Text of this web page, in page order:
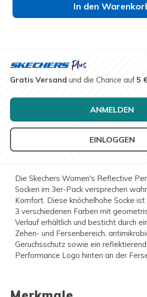
In den
Gratis Versand und die Chance auf5
ANMELDEN
EINLOGGEN
Die Skechers Women's Reflective
Socken im 3er-Pack versprechen
Komfort. Diese knöchelhohe Socke ist
3 verschiedenen Farben mit
Verlauf erhältlich und besticht durch
Zehen- und Fersenbereich,
Geruchsschutz sowie ein
Performance Logo hinten an der